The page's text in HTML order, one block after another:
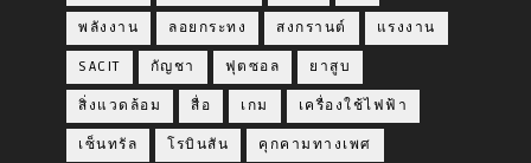
พลังงาน ลอยกระทง สงกรานต์ แรงงาน
SACIT กัญชา ฟุตซอล ยาสูบ
สิ่งแวดล้อม สื่อ เกม เครื่องใช้ไฟฟ้า
เซ็นทรัล โรบินสัน คุกคามทางเพศ